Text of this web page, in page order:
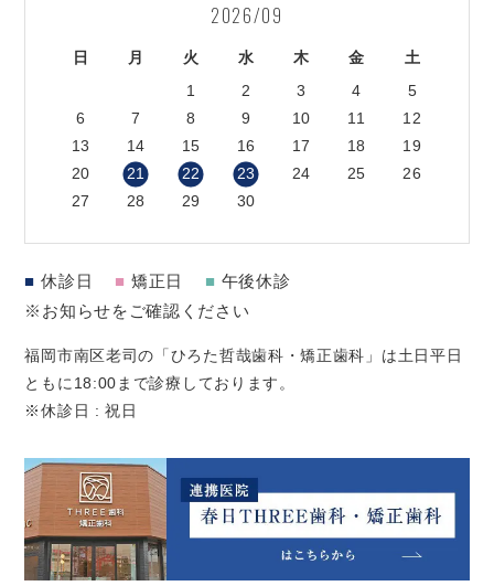
2026/09
日 月 火 水 木 金
土
1
2 3 4
5
6
7 8 9 10 11
12
13
14 15 16 17 18
19
20
21 22 23 24 25
26
27
28 29 30
■ 休診日 ■ 矯正日 ■ 午後休診
※お知らせをご確認ください
福岡市南区老司の「ひろた哲哉歯科・矯正歯科」は土日平日
ともに18:00まで診療しております。
※休診日 : 祝日